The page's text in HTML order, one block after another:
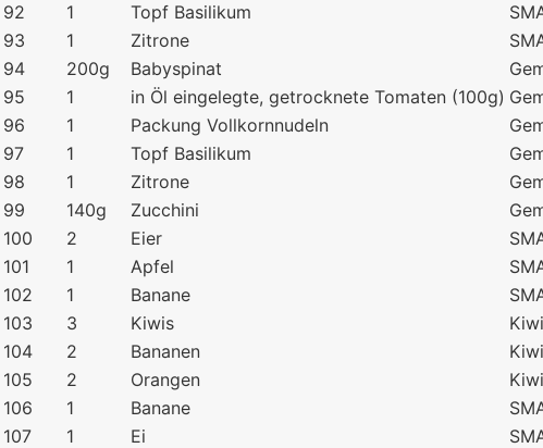
92
1 Topf Basilikum
93
1 Zitrone
94
200g Babyspinat
95
1 in Öl eingelegte, getrocknete Tomaten (100g)
96
1 Packung Vollkornnudeln
97
1 Topf Basilikum
98
1 Zitrone
99
140g Zucchini
100
2 Eier
101
1 Apfel
102
1 Banane
103
3 Kiwis
104
2 Bananen
105
2 Orangen
106
1 Banane
107
1 Ei